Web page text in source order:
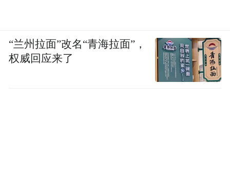
“兰州拉面”改名“青海拉面”，
权威回应来了